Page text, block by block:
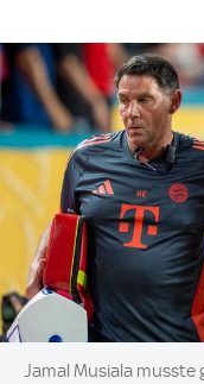
Image:
Jamal Musiala musste